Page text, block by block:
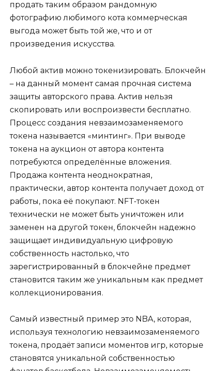
продать таким образом рандомную
фотографию любимого кота коммерческая
выгода может быть той же, что и от
произведения искусства.
Любой актив можно токенизировать. Блокчейн
– на данный момент самая прочная система
защиты авторского права. Актив нельзя
скопировать или воспроизвести бесплатно.
Процесс создания невзаимозаменяемого
токена называется «минтинг». При выводе
токена на аукцион от автора контента
потребуются определённые вложения.
Продажа контента неоднократная,
практически, автор контента получает доход от
работы, пока её покупают. NFT-токен
технически не может быть уничтожен или
заменен на другой токен, блокчейн надежно
защищает индивидуальную цифровую
собственность настолько, что
зарегистрированный в блокчейне предмет
становится таким же уникальным как предмет
коллекционирования.
Самый известный пример это NBA, которая,
используя технологию невзаимозаменяемого
токена, продаёт записи моментов игр, которые
становятся уникальной собственностью